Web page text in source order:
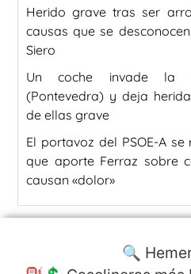
Herido grave tras ser
causas que se
Siero
Un coche invade la
(Pontevedra) y deja
de ellas grave
El portavoz del PSOE-A
que aporte Ferraz sobre
causan «dolor»
🔍